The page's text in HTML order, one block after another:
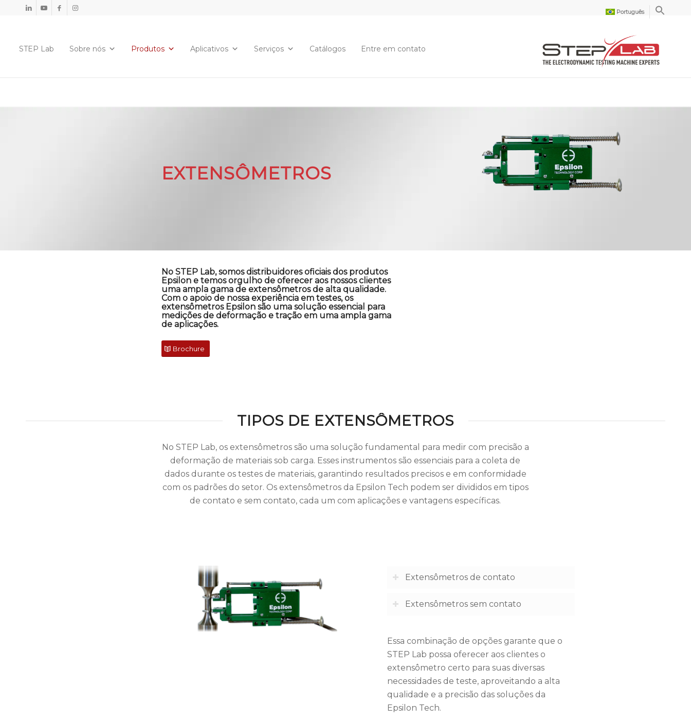
Português
STEP Lab Sobre nós Produtos Aplicativos Serviços Catálogos Entre em contato
EXTENSÔMETROS
No STEP Lab, somos distribuidores oficiais dos produtos
Epsilon e temos orgulho de oferecer aos nossos clientes
uma ampla gama de extensômetros de alta qualidade.
Com o apoio de nossa experiência em testes, os
extensômetros Epsilon são uma solução essencial para
medições de deformação e tração em uma ampla gama
de aplicações.
Brochure
TIPOS DE EXTENSÔMETROS
No STEP Lab, os extensômetros são uma solução fundamental para medir com precisão a
deformação de materiais sob carga. Esses instrumentos são essenciais para a coleta de
dados durante os testes de materiais, garantindo resultados precisos e em conformidade
com os padrões do setor. Os extensômetros da Epsilon Tech podem ser divididos em tipos
de contato e sem contato, cada um com aplicações e vantagens específicas.
Extensômetros de contato
Extensômetros sem contato
Essa combinação de opções garante que o
STEP Lab possa oferecer aos clientes o
extensômetro certo para suas diversas
necessidades de teste, aproveitando a alta
qualidade e a precisão das soluções da
Epsilon Tech.